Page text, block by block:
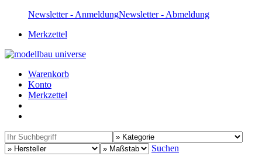
Newsletter - AnmeldungNewsletter - Abmeldung
Merkzettel
Warenkorb
Konto
Merkzettel
Suchen